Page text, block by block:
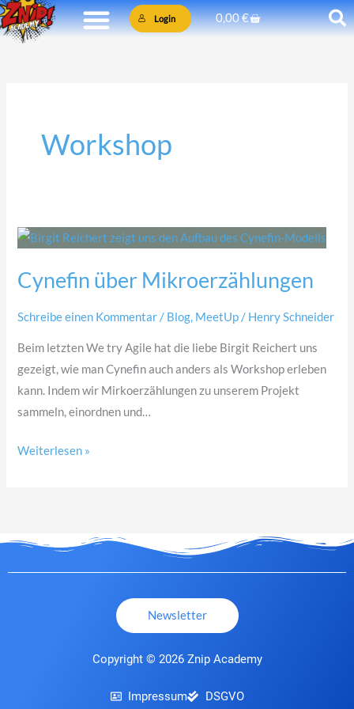
Zum
Inhalt
Login 0,00€Warenkorb
Workshop
Cynefin über Mikroerzählungen
Schreibe einen Kommentar / Blog, MeetUp / Henry Schneider
Beim letzten We try Agile hat die liebe Birgit Reichert uns
gezeigt, wie man Cynefin auch anders als Workshop erleben
kann. Indem wir Mirkoerzählungen zu unserem Projekt
sammeln, einordnen und…
Cynefin
Mikroerzählungen
Weiterlesen »
Newsletter
Copyright © 2026 Znip Academy
Impressum DSGVO